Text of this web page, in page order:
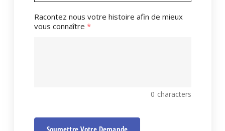
Racontez nous votre histoire afin de mieux
vous connaître *
0 characters
Soumettre Votre Demande